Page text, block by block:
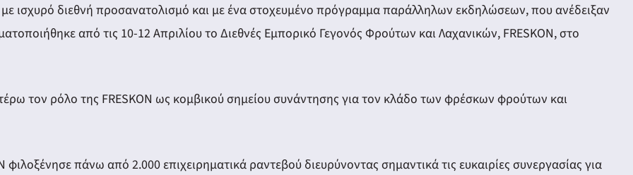
ισχυρό διεθνή προσανατολισμό και με ένα στοχευμένο πρόγραμμα παράλληλων εκδηλώσεων, που ανέδειξαν
από τις 10-12 Απριλίου το Διεθνές Εμπορικό Γεγονός Φρούτων και Λαχανικών, FRESKON, στο
τον ρόλο της FRESKON ως κομβικού σημείου συνάντησης για τον κλάδο των φρέσκων φρούτων και
πάνω από 2.000 επιχειρηματικά ραντεβού διευρύνοντας σημαντικά τις ευκαιρίες συνεργασίας για